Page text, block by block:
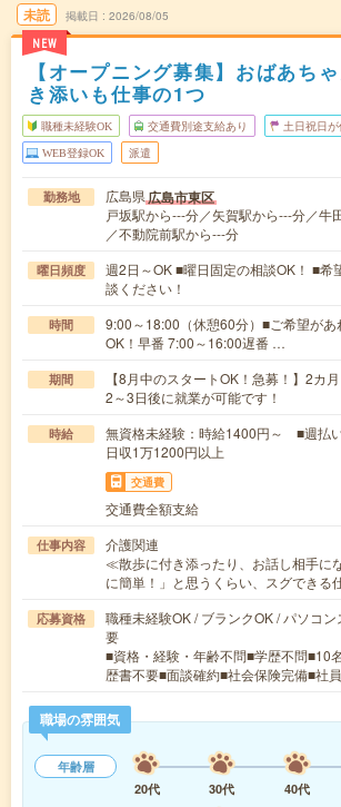
未読
NEW
掲載日 2026/08/05
【オープニング募集】おばあち
き添いも仕事の1つ
職種未経験OK 交通費別途支給あり 土日祝日が
WEB登録OK 派遣
勤務地 広島県広島市東区
戸坂駅から---分／矢賀駅から---分／牛
／不動院前駅から---分
曜日頻度
週2日～OK ■曜日固定の相談OK！ ■希
談ください！
時間
9:00～18:00（休憩60分）■ご希望があ
OK！早番 7:00～16:00遅番 …
期間
【8月中のスタートOK！急募！】2カ
2～3日後に就業が可能です！
時給
無資格未経験：時給1400円～ ■週
日収1万1200円以上
交通費
交通費全額支給
仕事内容
介護関連
≪散歩に付き添ったり、お話し相手に
に簡単！」と思うくらい、スグできる
応募資格
職種未経験OK / ブランクOK / パソコ
要
■資格・経験・年齢不問■学歴不問■10
歴書不要■面談確約■社会保険完備■社
職場の雰囲気
年齢層
20代
30代 40代